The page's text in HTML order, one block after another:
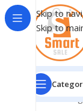
Skip to
Skip to
Inicio/